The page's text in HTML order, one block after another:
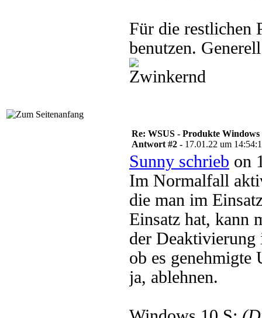
Für die restlichen
benutzen.
Re: WSUS - Produkte Windows
Antwort #2 - 17.01.22 um
Sunny schrieb on
Im Normalfall
die man im
Einsatz hat, kann
der Deaktivierung
ob es genehmigte
ja, ablehnen.